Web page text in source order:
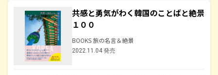
共感と勇気がわく韓国のことばと絶景
１００
BOOKS 旅の名言＆絶景
2022.11.04 発売